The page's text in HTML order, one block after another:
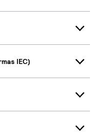
IEC)